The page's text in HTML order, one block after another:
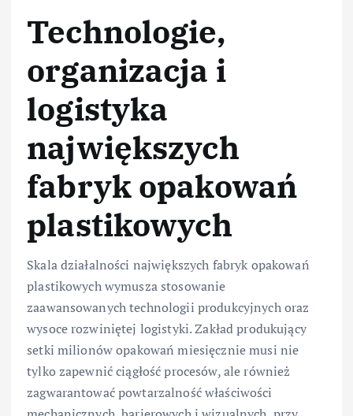
Technologie,
organizacja i
logistyka
największych
fabryk opakowań
plastikowych
Skala działalności największych fabryk opakowań
plastikowych wymusza stosowanie
zaawansowanych technologii produkcyjnych oraz
wysoce rozwiniętej logistyki. Zakład produkujący
setki milionów opakowań miesięcznie musi nie
tylko zapewnić ciągłość procesów, ale również
zagwarantować powtarzalność właściwości